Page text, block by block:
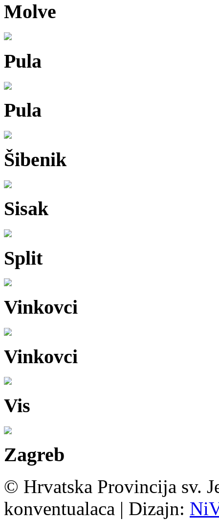
Molve
Pula
Pula
Šibenik
Sisak
Split
Vinkovci
Vinkovci
Vis
Zagreb
© Hrvatska Provincija sv.
konventualaca | Dizajn: